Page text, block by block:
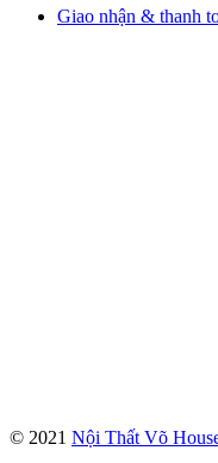
Giao nhận & thanh
© 2021 Nội Thất Võ